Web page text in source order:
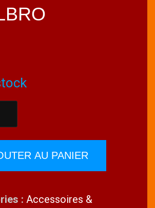
AU PANIER
: Accessoires &